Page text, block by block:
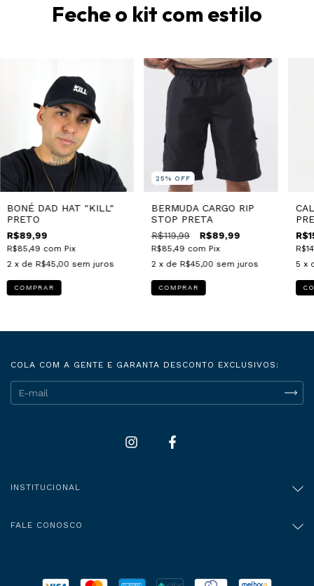
Feche o kit com estilo
BONÉ DAD HAT "KILL"
PRETO
R$89,99
R$85,49 com Pix
2 x de R$45,00 sem juros
COMPRAR
25% OFF
BERMUDA CARGO RIP
STOP PRETA
R$119,99 R$89,99
R$85,49 com Pix
2 x de R$45,00 sem juros
COMPRAR
5 x
COLA COM A GENTE E GARANTA DESCONTO EXCLUSIVOS:
INSTITUCIONAL
FALE CONOSCO